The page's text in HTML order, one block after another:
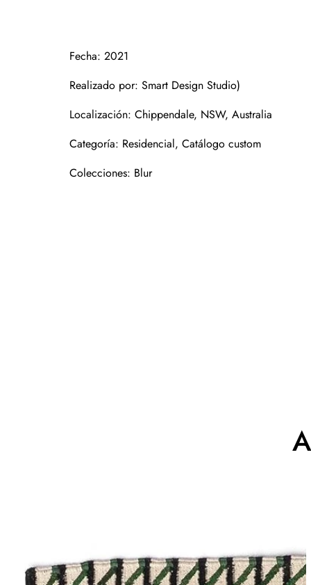
Fecha: 2021
Realizado por: Smart Design Studio)
Localización: Chippendale, NSW, Australia
Categoría: Residencial, Catálogo custom
Colecciones: Blur
Runner